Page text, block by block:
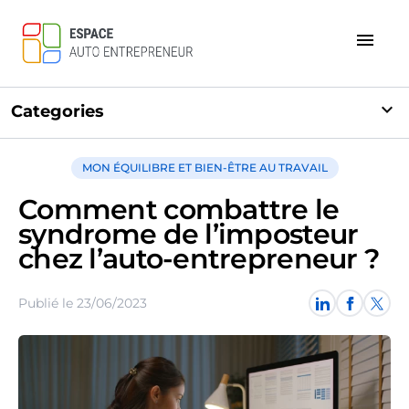
menu
Categories expand_more
MON ÉQUILIBRE ET BIEN-ÊTRE AU TRAVAIL
Comment combattre le
syndrome de l’imposteur
chez l’auto-entrepreneur ?
Publié le 23/06/2023